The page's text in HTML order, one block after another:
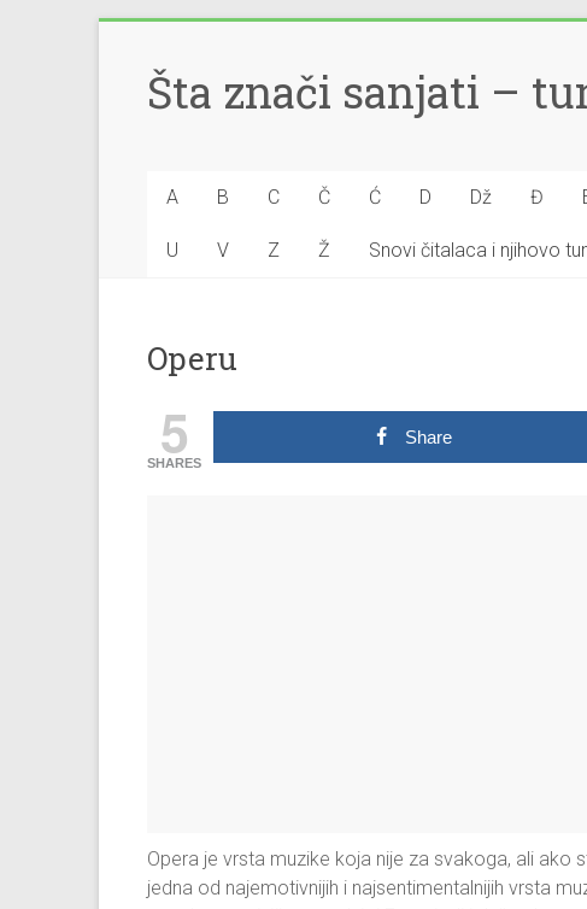
Šta znači sanjati –
A B C Č Ć D Dž Đ
U V Z Ž Snovi čitalaca i njihovo
Operu
5
SHARES
Share
Opera je vrsta muzike koja nije za svakoga, ali
jedna od najemotivnijih i najsentimentalnijih vrsta